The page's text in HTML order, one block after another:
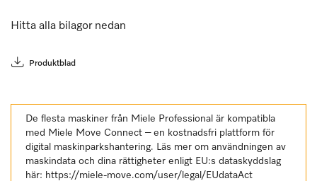
Hitta alla bilagor nedan
Produktblad
De flesta maskiner från Miele Professional är kompatibla
med Miele Move Connect – en kostnadsfri plattform för
digital maskinparkshantering. Läs mer om användningen av
maskindata och dina rättigheter enligt EU:s dataskyddslag
här: https://miele-move.com/user/legal/EUdataAct